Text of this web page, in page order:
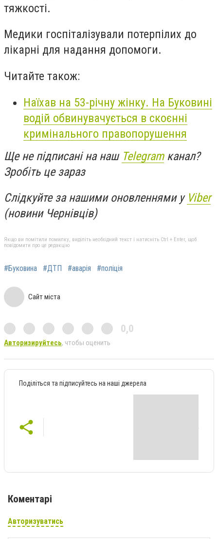
тяжкості.
Медики госпіталізували потерпілих до
лікарні для надання допомоги.
Читайте також:
Наїхав на 53-річну жінку. На Буковині
водій обвинувачується в скоєнні
кримінального правопорушення
Ще не підписані на наш Telegramканал?
Зробіть це зараз
Слідкуйте за нашими оновленнями у Viber
(новини Чернівців)
Якщо ви помітили помилку, виділіть необхідний текст і натисніть Ctrl + Enter, щоб
повідомити про це редакцію
#Буковина #ДТП #аварія #поліція
Сайт міста
0,0
Авторизируйтесь, чтобы оценить
Поділіться та підписуйтесь на наші джерела
Коментарі
Авторизуватись